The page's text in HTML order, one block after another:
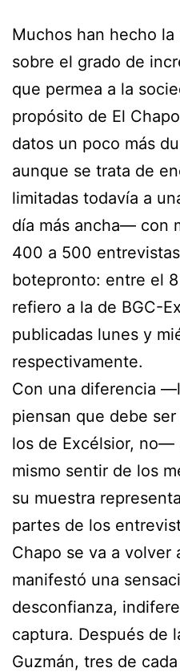
Muchos han hecho
sobre el grado de
que permea a la
propósito de El
datos un poco más
aunque se trata de
limitadas todavía a
día más ancha— con
400 a 500
botepronto: entre el
refiero a la de BGC-
publicadas lunes y
respectivamente.
Con una diferencia
piensan que debe
los de Excélsior, no—
mismo sentir de los
su muestra
partes de los
Chapo se va a volver
manifestó una
desconfianza,
captura. Después de
Guzmán, tres de